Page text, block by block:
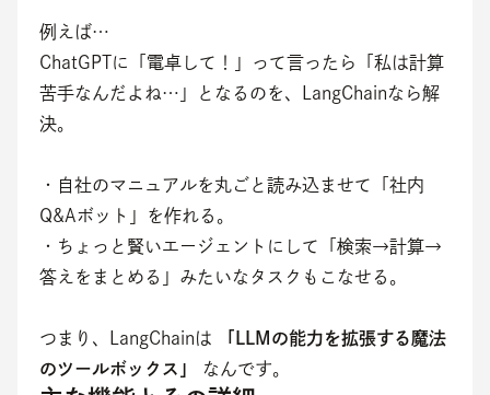
例えば…
ChatGPTに「電卓して！」って言ったら「私は計算
苦手なんだよね…」となるのを、LangChainなら解
決。
・自社のマニュアルを丸ごと読み込ませて「社内
Q&Aボット」を作れる。
・ちょっと賢いエージェントにして「検索→計算→
答えをまとめる」みたいなタスクもこなせる。
つまり、LangChainは
「LLMの能力を拡張する魔法
のツールボックス」
なんです。